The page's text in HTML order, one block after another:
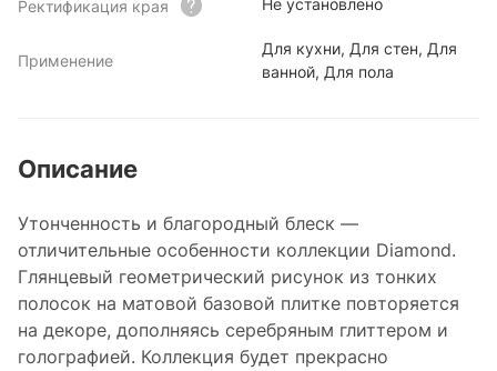
Ректификация края Не установлено
Применение
Для кухни, Для стен, Для
ванной, Для пола
Описание
Утонченность и благородный блеск —
отличительные особенности коллекции Diamond.
Глянцевый геометрический рисунок из тонких
полосок на матовой базовой плитке повторяется
на декоре, дополняясь серебряным глиттером и
голографией. Коллекция будет прекрасно